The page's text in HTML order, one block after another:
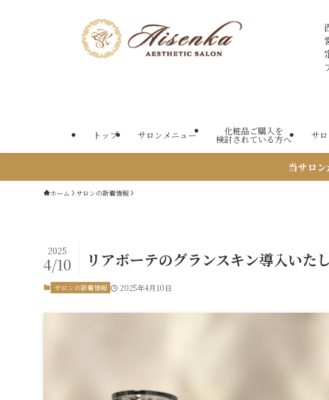
トップ サロンメニュー 化粧品ご購入を
検討されている方へ サ
当サロ
ホーム サロンの新着情報
リアボーテのグランスキン導入いた
2025
4/10
サロンの新着情報 2025年4月10日